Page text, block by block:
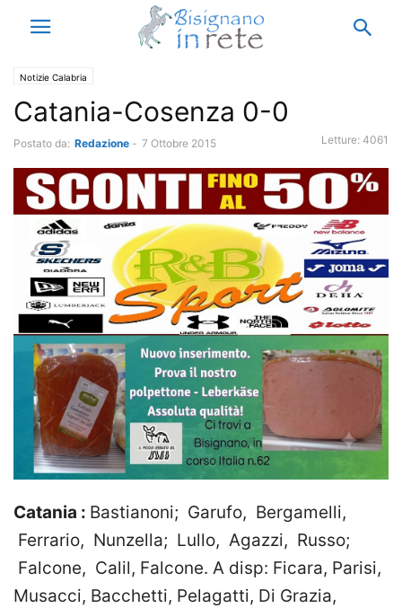
Notizie Calabria
Catania-Cosenza 0-0
Postato da: Redazione - 7 Ottobre 2015 Letture: 4061
Catania : Bastianoni; Garufo, Bergamelli,
Ferrario, Nunzella; Lullo, Agazzi, Russo;
Falcone, Calil, Falcone. A disp: Ficara, Parisi,
Musacci, Bacchetti, Pelagatti, Di Grazia,